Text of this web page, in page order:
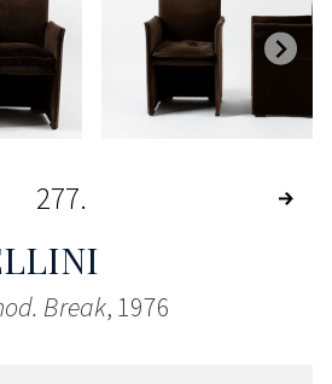
277
Break, 1976